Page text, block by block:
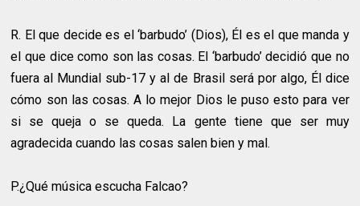
R. El que decide es el ‘barbudo’ (Dios), Él es el que manda y
el que dice como son las cosas. El ‘barbudo’ decidió que no
fuera al Mundial sub-17 y al de Brasil será por algo, Él dice
cómo son las cosas. A lo mejor Dios le puso esto para ver
si se queja o se queda. La gente tiene que ser muy
agradecida cuando las cosas salen bien y mal.
P.¿Qué música escucha Falcao?